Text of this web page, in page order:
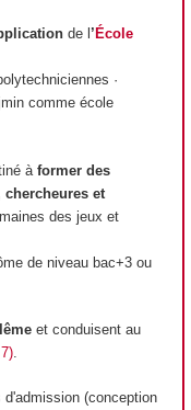
de l ’ École
·
comme école
à former des
et
des jeux et
de niveau bac+3 ou
et conduisent au
.
d'admission (conception